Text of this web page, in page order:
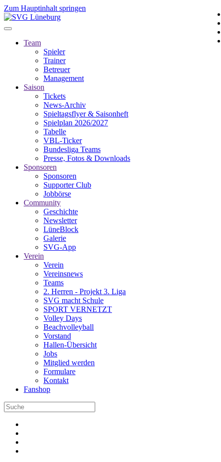
Zum Hauptinhalt springen
Team
Spieler
Trainer
Betreuer
Management
Saison
Tickets
News-Archiv
Spieltagsflyer & Saisonheft
Spielplan 2026/2027
Tabelle
VBL-Ticker
Bundesliga Teams
Presse, Fotos & Downloads
Sponsoren
Sponsoren
Supporter Club
Jobbörse
Community
Geschichte
Newsletter
LüneBlock
Galerie
SVG-App
Verein
Verein
Vereinsnews
Teams
2. Herren - Projekt 3. Liga
SVG macht Schule
SPORT VERNETZT
Volley Days
Beachvolleyball
Vorstand
Hallen-Übersicht
Jobs
Mitglied werden
Formulare
Kontakt
Fanshop